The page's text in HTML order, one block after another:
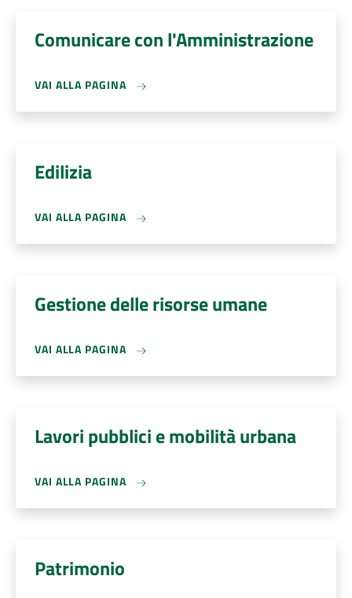
Comunicare con l'Amministrazione
VAI ALLA PAGINA
Edilizia
VAI ALLA PAGINA
Gestione delle risorse umane
VAI ALLA PAGINA
Lavori pubblici e mobilità urbana
VAI ALLA PAGINA
Patrimonio